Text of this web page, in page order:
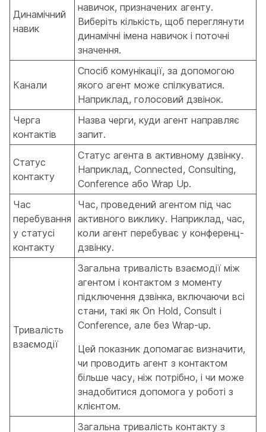
Динамічний
навик
навичок, призначених агенту.
Виберіть кількість, щоб переглянути
динамічні імена навичок і поточні
значення.
Канали
Спосіб комунікації, за допомогою
якого агент може спілкуватися.
Наприклад, голосовий дзвінок.
Черга
контактів
Назва черги, куди агент направляє
запит.
Статус
контакту
Статус агента в активному дзвінку.
Наприклад, Connected, Consulting,
Conference або Wrap Up.
Час
перебування
у статусі
контакту
Час, проведений агентом під час
активного виклику. Наприклад, час,
коли агент перебуває у конференц-
дзвінку.
Тривалість
взаємодії
Загальна тривалість взаємодії між
агентом і контактом з моменту
підключення дзвінка, включаючи всі
стани, такі як On Hold, Consult і
Conference, але без Wrap-up.
Цей показник допомагає визначити,
чи проводить агент з контактом
більше часу, ніж потрібно, і чи може
знадобитися допомога у роботі з
клієнтом.
Загальна тривалість контакту з